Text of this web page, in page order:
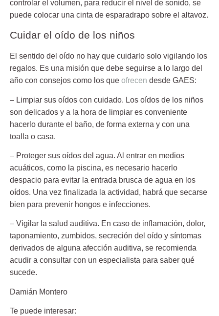
controlar el volumen, para reducir el nivel de sonido, se
puede colocar una cinta de esparadrapo sobre el altavoz.
Cuidar el oído de los niños
El sentido del oído no hay que cuidarlo solo vigilando los
regalos. Es una misión que debe seguirse a lo largo del
año con consejos como los que ofrecen desde GAES:
– Limpiar sus oídos con cuidado. Los oídos de los niños
son delicados y a la hora de limpiar es conveniente
hacerlo durante el baño, de forma externa y con una
toalla o casa.
– Proteger sus oídos del agua. Al entrar en medios
acuáticos, como la piscina, es necesario hacerlo
despacio para evitar la entrada brusca de agua en los
oídos. Una vez finalizada la actividad, habrá que secarse
bien para prevenir hongos e infecciones.
– Vigilar la salud auditiva. En caso de inflamación, dolor,
taponamiento, zumbidos, secreción del oído y síntomas
derivados de alguna afección auditiva, se recomienda
acudir a consultar con un especialista para saber qué
sucede.
Damián Montero
Te puede interesar: